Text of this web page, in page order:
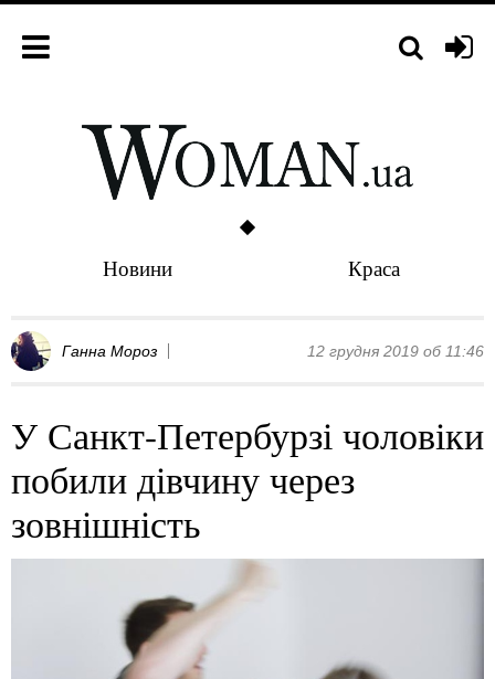
Новини Краса
Ганна Мороз 12 грудня 2019 об 11:46
У Санкт-Петербурзі чоловіки
побили дівчину через
зовнішність